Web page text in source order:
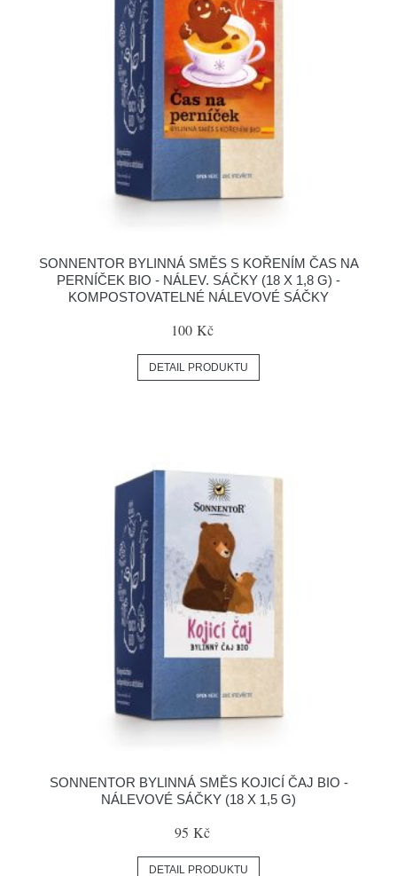
SONNENTOR BYLINNÁ SMĚS S KOŘENÍM ČAS NA
PERNÍČEK BIO - NÁLEV. SÁČKY (18 X 1,8 G) -
KOMPOSTOVATELNÉ NÁLEVOVÉ SÁČKY
100 Kč
DETAIL PRODUKTU
SONNENTOR BYLINNÁ SMĚS KOJICÍ ČAJ BIO -
NÁLEVOVÉ SÁČKY (18 X 1,5 G)
95 Kč
DETAIL PRODUKTU